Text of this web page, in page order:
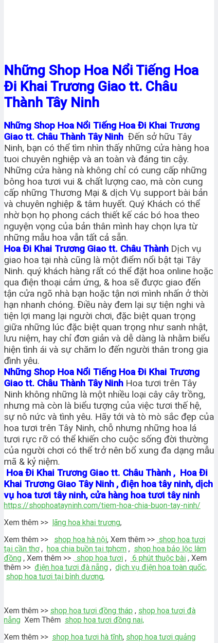
Những Shop Hoa Nổi Tiếng Hoa
Đi Khai Trương Giao tt. Châu
Thành Tây Ninh
Những Shop Hoa Nổi Tiếng Hoa Đi Khai Trương
Giao tt. Châu Thành Tây Ninh Đến sở hữu Tây
Ninh, bạn có thể tìm nhìn thấy những cửa hàng hoa
tuoi chuyên nghiệp và an toàn và đáng tin cậy.
Những cửa hàng nà không chỉ có cung cấp những
bông hoa tươi vui & chất lượng cao, mà còn cung
cấp những Thương Mại & dịch Vụ support bài bản
và chuyên nghiệp & tâm huyết. Quý Khách có thể
nhờ bọn họ phong cách thiết kế các bó hoa theo
nguyện vọng của bản thân mình hay chọn lựa từ
những mẫu hoa vẫn tất cả sẵn.
Hoa Đi Khai Trương Giao tt. Châu Thành Dịch vụ
giao hoa tại nhà cũng là một điểm nổi bật tại Tây
Ninh. quý khách hàng rất có thể đặt hoa online hoặc
qua điện thoại cảm ứng, & hoa sẽ được giao đến
tận cửa ngõ nhà bạn hoặc tận nơi mình nhấn ở thời
hạn nhanh chóng. Điều này đem lại sự tiện nghi và
tiện lợi mang lại người chơi, đặc biệt quan trọng
giữa những lúc đặc biệt quan trọng như sanh nhật,
lưu niệm, hay chỉ đơn giản và dễ dàng là nhằm biểu
hiện tình ái và sự chăm lo đến người thân trong gia
đình yêu.
Những Shop Hoa Nổi Tiếng Hoa Đi Khai Trương
Giao tt. Châu Thành Tây Ninh Hoa tươi trên Tây
Ninh không những là một nhiều loại cây cây trồng,
nhưng mà còn là biểu tượng của việc tươi thế hệ,
sự nô nức và tình yêu. Hãy tới và tò mò sắc đẹp của
hoa tươi trên Tây Ninh, chỗ nhưng những hoa lá
tươi rực rỡ có thể khiến cho cuộc sống đời thường
của người chơi có thể trở nên bổ xung đa dạng mẫu
mã & kỷ niệm.
Hoa Đi Khai Trương Giao tt. Châu Thành , Hoa Đi
Khai Trương Giao Tây Ninh , điện hoa tây ninh, dịch
vụ hoa tươi tây ninh, cửa hàng hoa tươi tây ninh
https://shophoatayninh.com/tiem-hoa-chia-buon-tay-ninh/
Xem thêm >> lãng hoa khai trương,
Xem thêm >> shop hoa hà nội, Xem thêm >> shop hoa tươi
tại cần thơ, hoa chia buồn tại tphcm , shop hoa bảo lộc lâm
đồng , Xem thêm >> . shop hoa tươi , 6 phút thuộc bài , Xem
thêm >> điện hoa tươi đà nẵng , dịch vụ điện hoa toàn quốc,
shop hoa tươi tại bình dương,
Xem thêm >> shop hoa tươi đồng tháp , shop hoa tươi đà
nẵng Xem Thêm shop hoa tươi đồng nai,
Xem thêm >> shop hoa tươi hà tĩnh, shop hoa tươi quảng